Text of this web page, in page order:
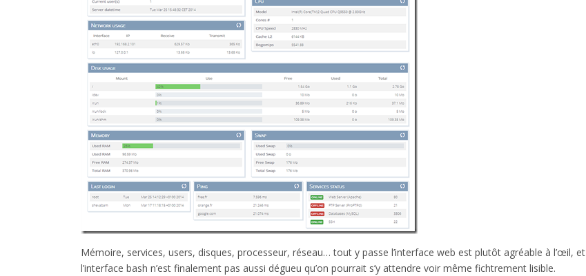
Mémoire, services, users, disques, processeur, réseau… tout y passe l’interface web est plutôt agréable à l’œil, et
l’interface bash n’est finalement pas aussi dégueu qu’on pourrait s’y attendre voir même fichtrement lisible.